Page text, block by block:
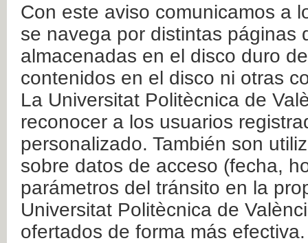
Con este aviso comunicamos a
se navega por distintas páginas
almacenadas en el disco duro
contenidos en el disco ni otras
La Universitat Politècnica de
reconocer a los usuarios
personalizado. También son
sobre datos de acceso (fecha,
parámetros del tránsito en la
Universitat Politècnica de
ofertados de forma más efectiva.